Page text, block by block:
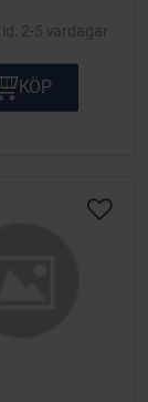
2-5 vardagar
KÖP
Lägg